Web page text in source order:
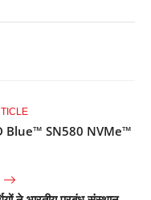
Blue™ SN580 NVMe™